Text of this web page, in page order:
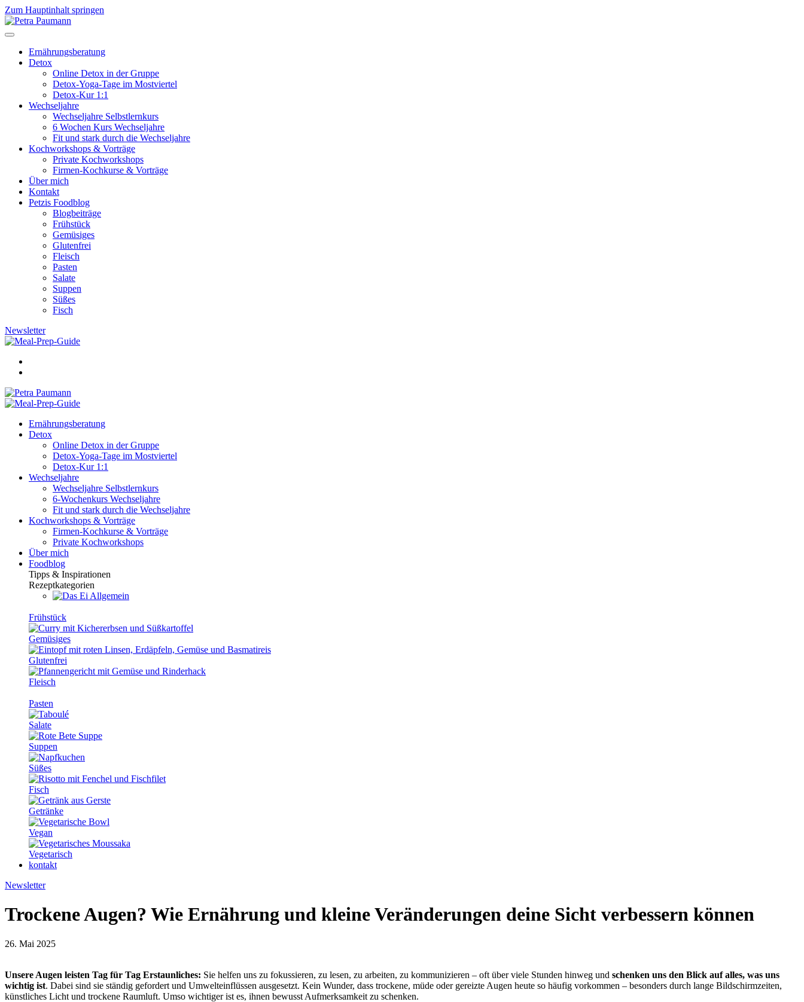
Zum Hauptinhalt springen
Ernährungsberatung
Detox
Online Detox in der Gruppe
Detox-Yoga-Tage im Mostviertel
Detox-Kur 1:1
Wechseljahre
Wechseljahre Selbstlernkurs
6 Wochen Kurs Wechseljahre
Fit und stark durch die Wechseljahre
Kochworkshops & Vorträge
Private Kochworkshops
Firmen-Kochkurse & Vorträge
Über mich
Kontakt
Petzis Foodblog
Blogbeiträge
Frühstück
Gemüsiges
Glutenfrei
Fleisch
Pasten
Salate
Suppen
Süßes
Fisch
Newsletter
Ernährungsberatung
Detox
Online Detox in der Gruppe
Detox-Yoga-Tage im Mostviertel
Detox-Kur 1:1
Wechseljahre
Wechseljahre Selbstlernkurs
6-Wochenkurs Wechseljahre
Fit und stark durch die Wechseljahre
Kochworkshops & Vorträge
Firmen-Kochkurse & Vorträge
Private Kochworkshops
Über mich
Foodblog
Tipps & Inspirationen
Rezeptkategorien
Allgemein
Frühstück
Gemüsiges
Glutenfrei
Fleisch
Pasten
Salate
Suppen
Süßes
Fisch
Getränke
Vegan
Vegetarisch
kontakt
Newsletter
Trockene Augen? Wie Ernährung und kleine Veränderungen deine Sicht verbessern können
26. Mai 2025
Unsere Augen leisten Tag für Tag Erstaunliches: Sie helfen uns zu fokussieren, zu lesen, zu arbeiten, zu kommunizieren – oft über viele Stunden hinweg und schenken uns den Blick auf alles, was uns
wichtig ist. Dabei sind sie ständig gefordert und Umwelteinflüssen ausgesetzt. Kein Wunder, dass trockene, müde oder gereizte Augen heute so häufig vorkommen – besonders durch lange Bildschirmzeiten,
künstliches Licht und trockene Raumluft. Umso wichtiger ist es, ihnen bewusst Aufmerksamkeit zu schenken.